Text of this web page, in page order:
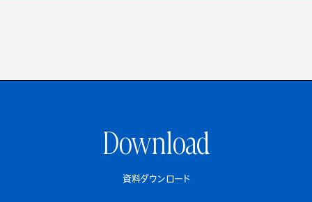
Download
資料ダウンロード